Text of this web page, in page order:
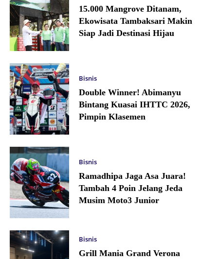
15.000 Mangrove Ditanam,
Ekowisata Tambaksari Makin
Siap Jadi Destinasi Hijau
Bisnis
Double Winner! Abimanyu
Bintang Kuasai IHTTC 2026,
Pimpin Klasemen
Bisnis
Ramadhipa Jaga Asa Juara!
Tambah 4 Poin Jelang Jeda
Musim Moto3 Junior
Bisnis
Grill Mania Grand Verona